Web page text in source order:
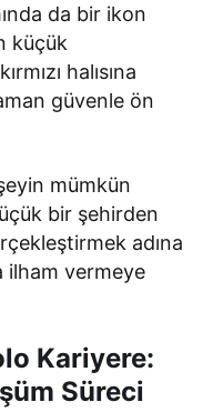
da bir ikon
küçük
halısına
güvenle ön
mümkün
bir şehirden
adına
ilham vermeye
Kariyere:
Süreci